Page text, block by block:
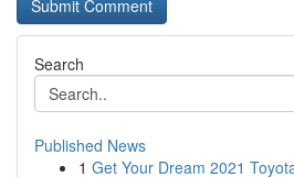
Search
Published News
1 Get Your Dream 2021